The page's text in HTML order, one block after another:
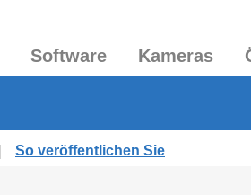
Software Kameras
So veröffentlichen Sie